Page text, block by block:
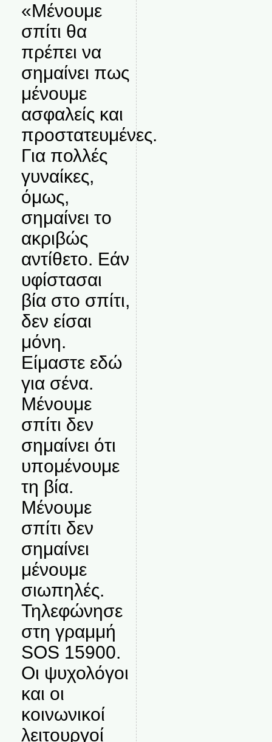
«Μένουμε
σπίτι θα
πρέπει να
σημαίνει πως
μένουμε
ασφαλείς και
προστατευμένες.
Για πολλές
γυναίκες,
όμως,
σημαίνει το
ακριβώς
αντίθετο. Εάν
υφίστασαι
βία στο σπίτι,
δεν είσαι
μόνη.
Είμαστε εδώ
για σένα.
Μένουμε
σπίτι δεν
σημαίνει ότι
υπομένουμε
τη βία.
Μένουμε
σπίτι δεν
σημαίνει
μένουμε
σιωπηλές.
Τηλεφώνησε
στη γραμμή
SOS 15900.
Οι ψυχολόγοι
και οι
κοινωνικοί
λειτουργοί